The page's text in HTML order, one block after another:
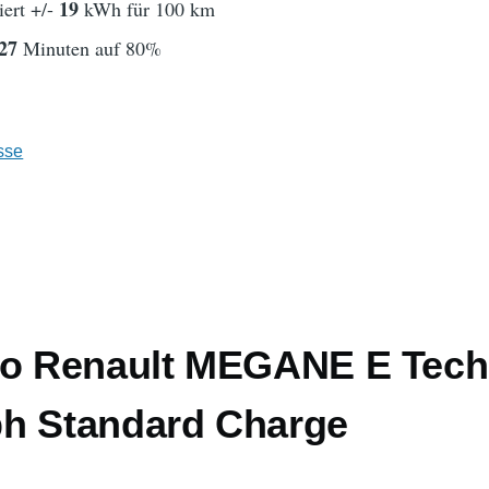
+/- 19 kWh für 100 km
Minuten auf 80%
Renault MEGANE E Tech
Standard Charge